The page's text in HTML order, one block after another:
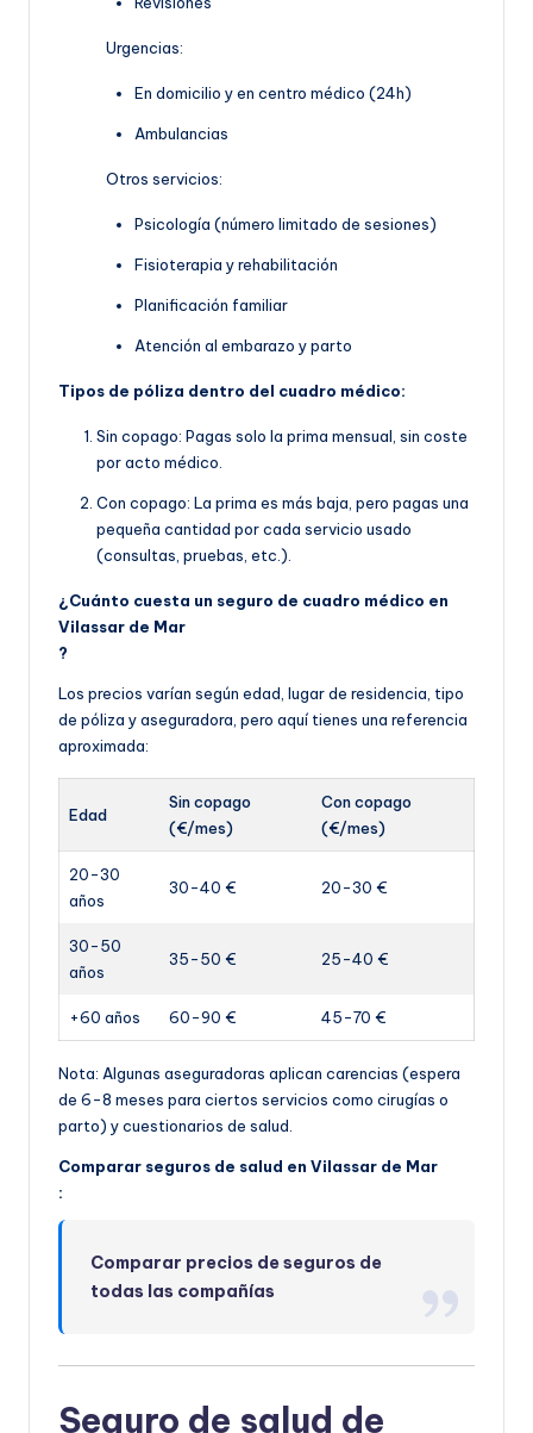
Urgencias:
En domicilio y en centro médico (24h)
Ambulancias
Otros servicios:
Psicología (número limitado de sesiones)
Fisioterapia y rehabilitación
Planificación familiar
Atención al embarazo y parto
Tipos de póliza dentro del cuadro médico:
Sin copago: Pagas solo la prima mensual, sin coste
por acto médico.
Con copago: La prima es más baja, pero pagas una
pequeña cantidad por cada servicio usado
(consultas, pruebas, etc.).
¿Cuánto cuesta un seguro de cuadro médico en
Vilassar de Mar
?
Los precios varían según edad, lugar de residencia, tipo
de póliza y aseguradora, pero aquí tienes una referencia
aproximada:
Edad
Sin copago
(€/mes)
Con copago
(€/mes)
20-30
años
30-40 € 20-30 €
30-50
años
35-50 € 25-40 €
+60 años 60-90 € 45-70 €
Nota: Algunas aseguradoras aplican carencias (espera
de 6-8 meses para ciertos servicios como cirugías o
parto) y cuestionarios de salud.
Comparar seguros de salud en Vilassar de Mar
:
Comparar precios de seguros de
todas las compañías
Seguro de salud de